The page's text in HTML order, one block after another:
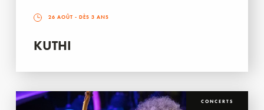
26 AOÛT - DÈS 3 ANS
KUTHI
CONCERTS